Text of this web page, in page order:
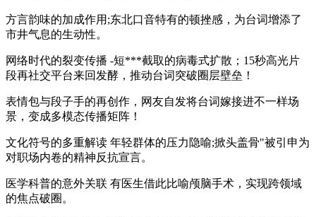
方言韵味的加成作用;东北口音特有的顿挫感，为台词增添了
市井气息的生动性。
网络时代的裂变传播 -短***截取的病毒式扩散；15秒高光片
段再社交平台来回发酵，推动台词突破圈层壁垒！
表情包与段子手的再创作，网友自发将台词嫁接进不一样场
景，变成多模态传播矩阵！
文化符号的多重解读 年轻群体的压力隐喻;掀头盖骨"被引申为
对职场内卷的精神反抗宣言。
医学科普的意外关联 有医生借此比喻颅脑手术，实现跨领域
的焦点破圈。